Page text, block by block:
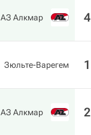
АЗ Алкмар 4
Зюльте-Варегем 1
АЗ Алкмар 2